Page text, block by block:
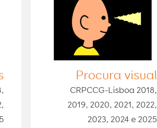
Procura visual
CRPCCG-Lisboa 2018,
2019, 2020, 2021, 2022,
2023, 2024 e 2025